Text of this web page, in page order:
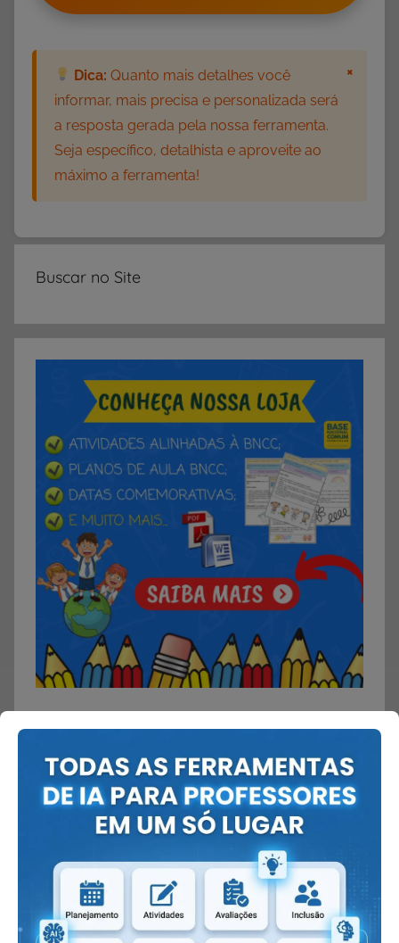
Dica: Quanto mais detalhes você
informar, mais precisa e personalizada será
a resposta gerada pela nossa ferramenta.
Seja específico, detalhista e aproveite ao
máximo a ferramenta!
×
Buscar no Site
Encontre rápido:
BNCC:
Planos BNCC
1º ao 5º ano: